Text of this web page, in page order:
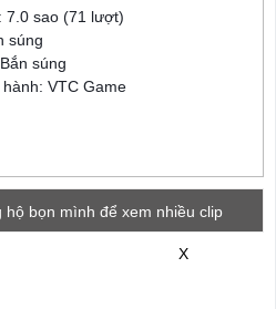
7.0 sao (71 lượt)
súng
Bắn súng
hành: VTC Game
hộ bọn mình để xem nhiều clip
X